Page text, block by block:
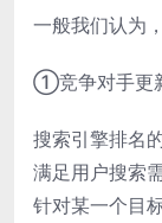
一般我们认为
①竞争对手更
搜索引擎排名
满足用户搜索
针对某一个目